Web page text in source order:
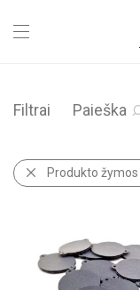
Filtrai Paieška
Produkto žymos